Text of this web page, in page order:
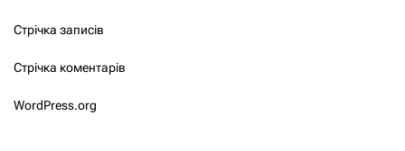
Стрічка записів
Стрічка коментарів
WordPress.org